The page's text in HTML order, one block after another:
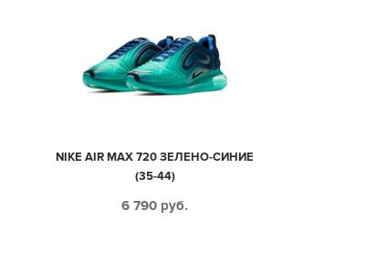
NIKE AIR MAX 720 ЗЕЛЕНО-СИНИЕ
(35-44)
6 790 руб.